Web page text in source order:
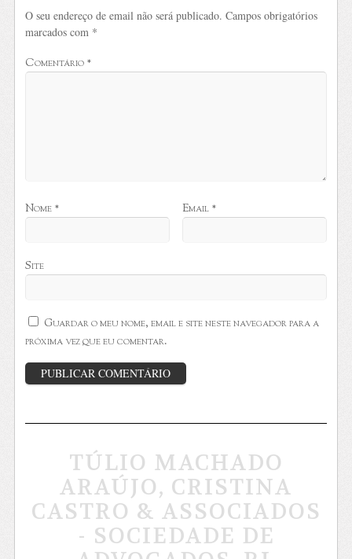
O seu endereço de email não será publicado. Campos obrigatórios
marcados com *
Comentário *
Nome * Email *
Site
Guardar o meu nome, email e site neste navegador para a
próxima vez que eu comentar.
TÚLIO MACHADO
ARAÚJO, CRISTINA
CASTRO & ASSOCIADOS
- SOCIEDADE DE